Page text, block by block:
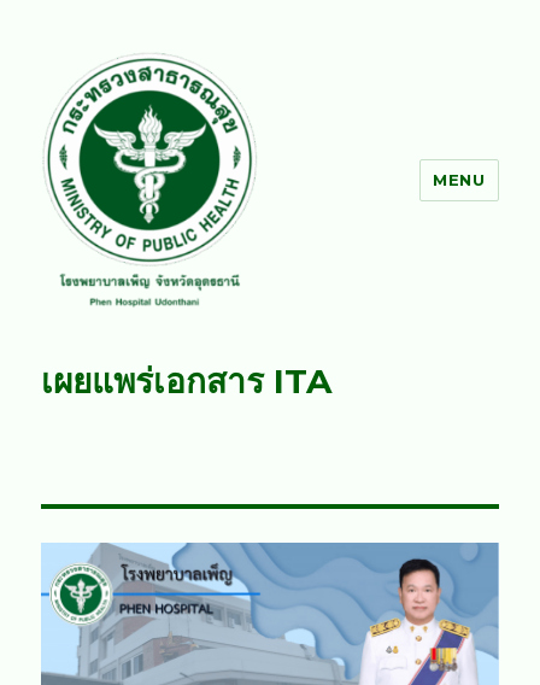
MENU
เผยแพร่เอกสาร ITA